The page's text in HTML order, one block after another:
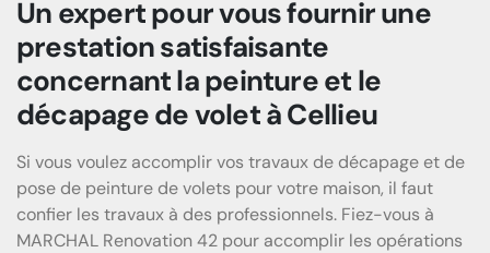
Un expert pour vous fournir une
prestation satisfaisante
concernant la peinture et le
décapage de volet à Cellieu
Si vous voulez accomplir vos travaux de décapage et de
pose de peinture de volets pour votre maison, il faut
confier les travaux à des professionnels. Fiez-vous à
MARCHAL Renovation 42 pour accomplir les opérations